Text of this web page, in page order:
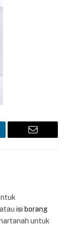
Email
isi borang
untuk